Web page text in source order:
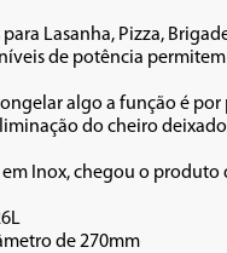
para Lasanha, Pizza,
de potência
algo a função é
do cheiro
Inox, chegou o